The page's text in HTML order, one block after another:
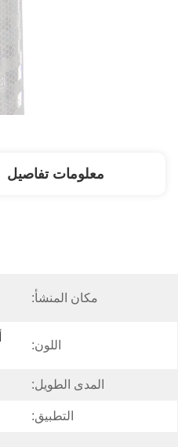
معلومات تفاصيل
مكان المنشأ:
اللون:
المدى الطويل:
التطبيق: